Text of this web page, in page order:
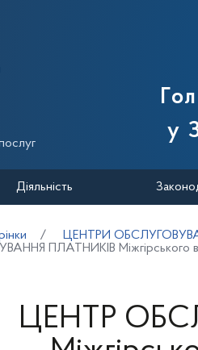
Державної
у
Діяльність
ЦЕНТРИ
ПЛАТНИКІВ Міжгірського
ЦЕНТР